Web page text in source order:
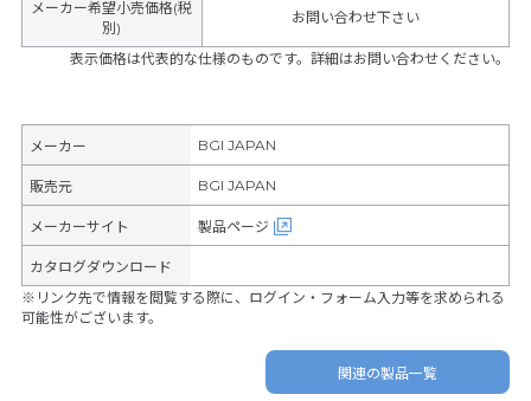
メーカー希望小売価格(税
別)
お問い合わせ下さい
表示価格は代表的な仕様のものです。詳細はお問い合わせください。
メーカー BGI JAPAN
販売元 BGI JAPAN
メーカーサイト 製品ページ
カタログダウンロード
※リンク先で情報を閲覧する際に、ログイン・フォーム入力等を求められる
可能性がございます。
関連の製品一覧